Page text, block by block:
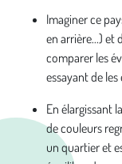
Imaginer ce
en arrière...) et
comparer les
essayant de les
En élargissant
de couleurs
un quartier et